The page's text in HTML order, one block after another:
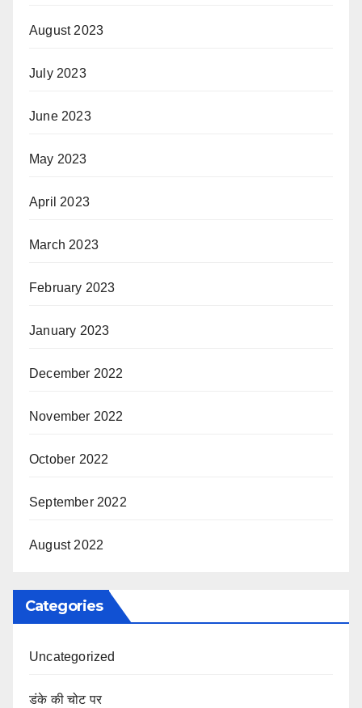
August 2023
July 2023
June 2023
May 2023
April 2023
March 2023
February 2023
January 2023
December 2022
November 2022
October 2022
September 2022
August 2022
Categories
Uncategorized
डंके की चोट पर